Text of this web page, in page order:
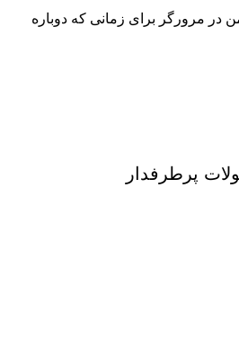
در مرورگر برای زمانی که دوباره
پرطرفدار